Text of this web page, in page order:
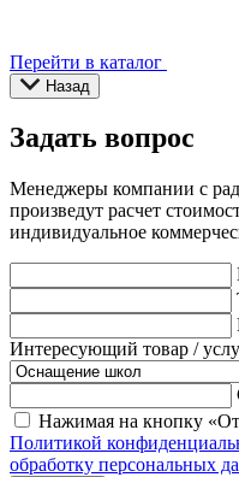
Перейти в каталог
Назад
Задать вопрос
Менеджеры компании с
произведут расчет
индивидуальное
Интересующий товар /
Нажимая на кнопку
Политикой
обработку персональных